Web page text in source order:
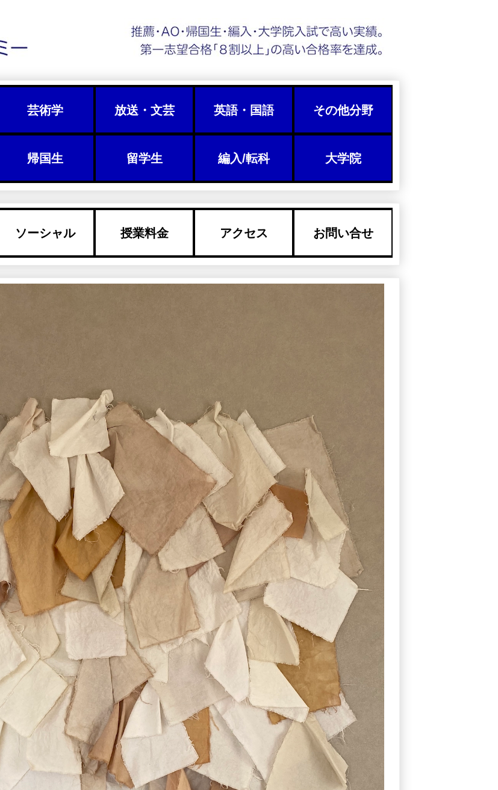
芸術学 放送・文芸 英語・国語 その他分野
帰国生 留学生 編入/転科 大学院
ソーシャル 授業料金 アクセス お問い合せ